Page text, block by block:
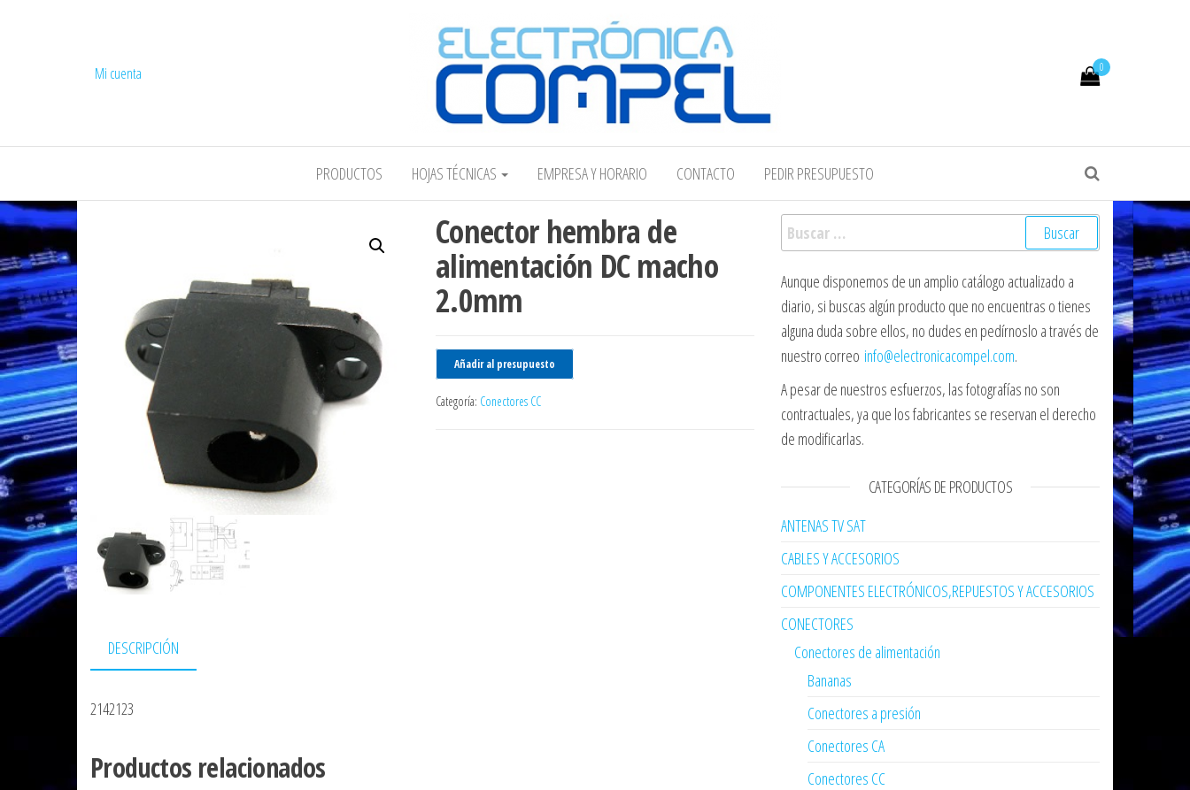
COMPEL Electrónica COMPEL
0
Mi cuenta
PRODUCTOS HOJAS TÉCNICAS EMPRESA Y HORARIO CONTACTO PEDIR PRESUPUESTO
Conector hembra de
alimentación DC macho
2.0mm
Añadir al presupuesto
Categoría: Conectores CC
DESCRIPCIÓN
2142123
Productos relacionados
Buscar:
Aunque disponemos de un amplio catálogo actualizado a
diario, si buscas algún producto que no encuentras o tienes
alguna duda sobre ellos, no dudes en pedírnoslo a través de
nuestro correo info@electronicacompel.com.
A pesar de nuestros esfuerzos, las fotografías no son
contractuales, ya que los fabricantes se reservan el derecho
de modificarlas.
CATEGORÍAS DE PRODUCTOS
ANTENAS TV SAT
CABLES Y ACCESORIOS
COMPONENTES ELECTRÓNICOS,REPUESTOS Y ACCESORIOS
CONECTORES
Conectores de alimentación
Bananas
Conectores a presión
Conectores CA
Conectores CC